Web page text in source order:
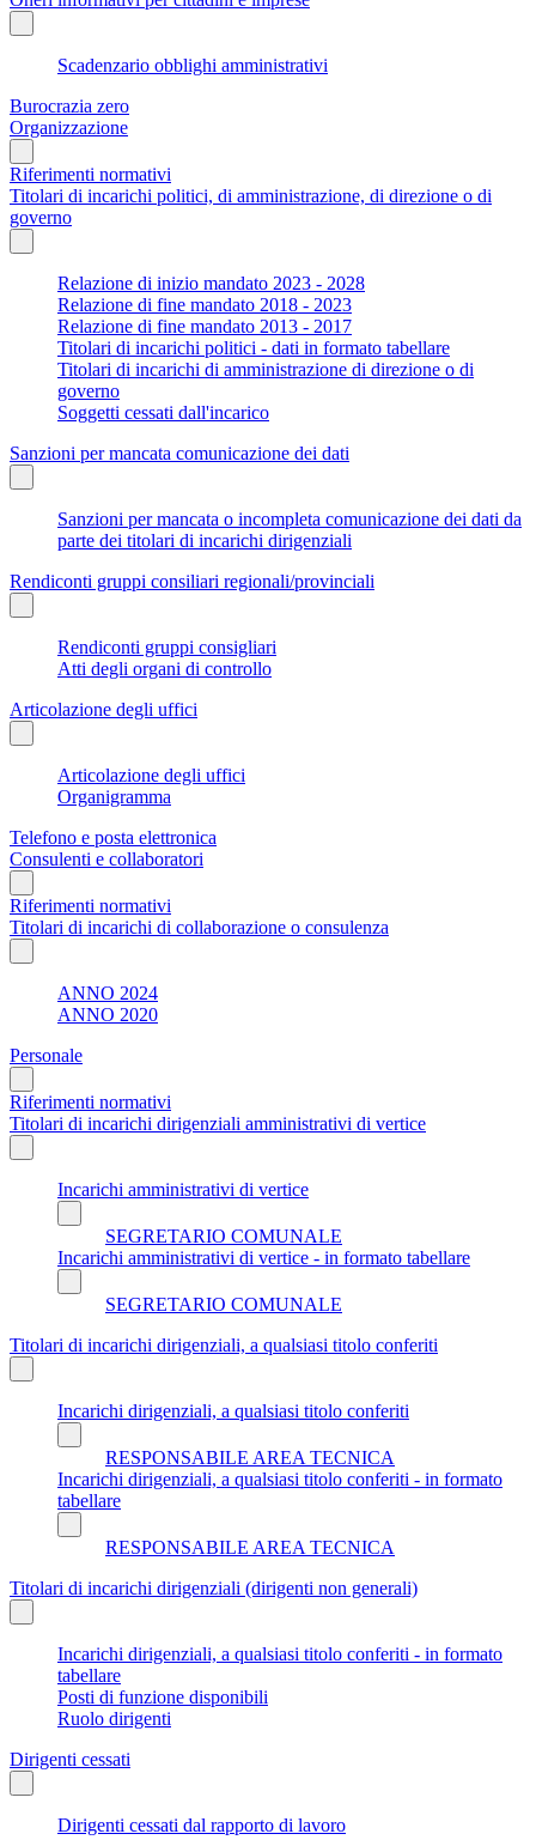
Scadenzario obblighi amministrativi
Burocrazia zero
Organizzazione
Riferimenti normativi
Titolari di incarichi politici, di amministrazione, di direzione o di
governo
Relazione di inizio mandato 2023 - 2028
Relazione di fine mandato 2018 - 2023
Relazione di fine mandato 2013 - 2017
Titolari di incarichi politici - dati in formato tabellare
Titolari di incarichi di amministrazione di direzione o di
governo
Soggetti cessati dall'incarico
Sanzioni per mancata comunicazione dei dati
Sanzioni per mancata o incompleta comunicazione dei dati da
parte dei titolari di incarichi dirigenziali
Rendiconti gruppi consiliari regionali/provinciali
Rendiconti gruppi consigliari
Atti degli organi di controllo
Articolazione degli uffici
Articolazione degli uffici
Organigramma
Telefono e posta elettronica
Consulenti e collaboratori
Riferimenti normativi
Titolari di incarichi di collaborazione o consulenza
ANNO 2024
ANNO 2020
Personale
Riferimenti normativi
Titolari di incarichi dirigenziali amministrativi di vertice
Incarichi amministrativi di vertice
SEGRETARIO COMUNALE
Incarichi amministrativi di vertice - in formato tabellare
SEGRETARIO COMUNALE
Titolari di incarichi dirigenziali, a qualsiasi titolo conferiti
Incarichi dirigenziali, a qualsiasi titolo conferiti
RESPONSABILE AREA TECNICA
Incarichi dirigenziali, a qualsiasi titolo conferiti - in formato
tabellare
RESPONSABILE AREA TECNICA
Titolari di incarichi dirigenziali (dirigenti non generali)
Incarichi dirigenziali, a qualsiasi titolo conferiti - in formato
tabellare
Posti di funzione disponibili
Ruolo dirigenti
Dirigenti cessati
Dirigenti cessati dal rapporto di lavoro